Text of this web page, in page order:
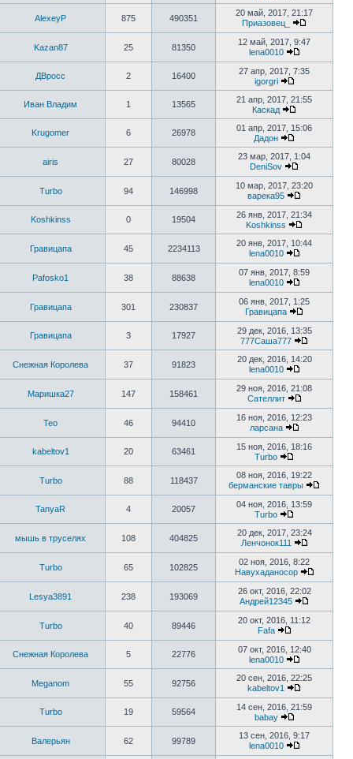
AlexeyP 875 490351
20 май, 2017, 21:17
Приазовец_
Kazan87 25 81350
12 май, 2017, 9:47
lena0010
ДВросс 2 16400
27 апр, 2017, 7:35
igorgri
Иван Владим 1 13565
21 апр, 2017, 21:55
Каскад
Krugomer 6 26978
01 апр, 2017, 15:06
Дадон
airis 27 80028
23 мар, 2017, 1:04
DeniSov
Turbo 94 146998
10 мар, 2017, 23:20
варека95
Koshkinss 0 19504
26 янв, 2017, 21:34
Koshkinss
Гравицапа 45 2234113
20 янв, 2017, 10:44
lena0010
Pafosko1 38 88638
07 янв, 2017, 8:59
lena0010
Гравицапа 301 230837
06 янв, 2017, 1:25
Гравицапа
Гравицапа 3 17927
29 дек, 2016, 13:35
777Саша777
Снежная Королева 37 91823
20 дек, 2016, 14:20
lena0010
Маришка27 147 158461
29 ноя, 2016, 21:08
Сателлит
Тео 46 94410
16 ноя, 2016, 12:23
ларсана
kabeltov1 20 63461
15 ноя, 2016, 18:16
Turbo
Turbo 88 118437
08 ноя, 2016, 19:22
берманские тавры
TanyaR 4 20057
04 ноя, 2016, 13:59
Turbo
мышь в труселях 108 404825
20 дек, 2017, 23:24
Ленчонок111
Turbo 65 102825
02 ноя, 2016, 8:22
Навухаданосор
Lesya3891 238 193069
26 окт, 2016, 22:02
Андрей12345
Turbo 40 89446
20 окт, 2016, 11:12
Fafa
Снежная Королева 5 22776
07 окт, 2016, 12:40
lena0010
Meganom 55 92756
20 сен, 2016, 22:25
kabeltov1
Turbo 19 59564
14 сен, 2016, 21:59
babay
Валерьян 62 99789
13 сен, 2016, 9:17
lena0010